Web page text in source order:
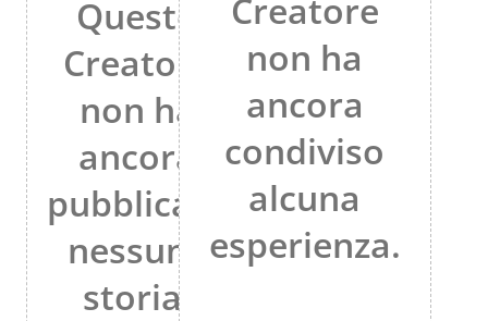
Questo
Creatore
non ha
ancora
pubblicato
nessuna
storia.
Creatore
non ha
ancora
condiviso
alcuna
esperienza.